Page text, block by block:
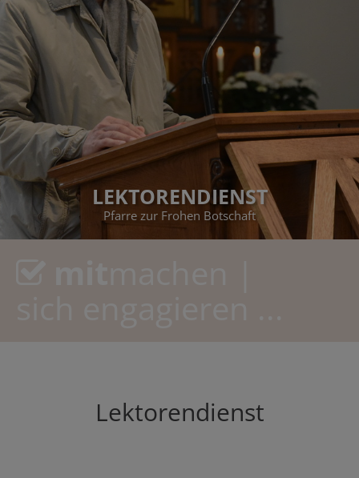
LEKTORENDIENST
Pfarre zur Frohen Botschaft
Lektorendienst